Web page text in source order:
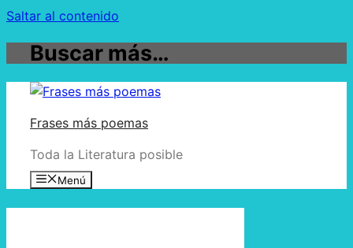
Saltar al contenido
Buscar más…
Frases más poemas
Toda la Literatura posible
Menú